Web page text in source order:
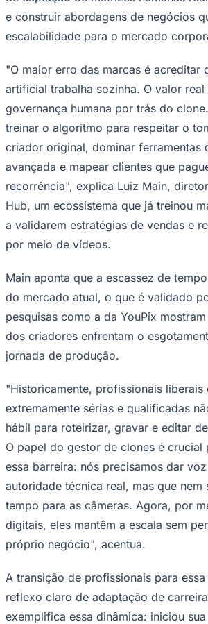
São Paulo
e construir abordagens de negócios
escalabilidade para o mercado
"O maior erro das marcas é acreditar
artificial trabalha sozinha. O valor real
governança humana por trás do
treinar o algoritmo para respeitar o
criador original, dominar ferramentas
avançada e mapear clientes que
recorrência", explica Luiz Main,
Hub, um ecossistema que já treinou
a validarem estratégias de vendas e
por meio de vídeos.
Main aponta que a escassez de
do mercado atual, o que é validado
pesquisas como a da YouPix
dos criadores enfrentam o
jornada de produção.
"Historicamente, profissionais liberais
extremamente sérias e qualificadas
hábil para roteirizar, gravar e editar
O papel do gestor de clones é crucial
essa barreira: nós precisamos dar
autoridade técnica real, mas que nem
tempo para as câmeras. Agora, por
digitais, eles mantêm a escala sem
próprio negócio", acentua.
A transição de profissionais para
reflexo claro de adaptação de
exemplifica essa dinâmica: iniciou